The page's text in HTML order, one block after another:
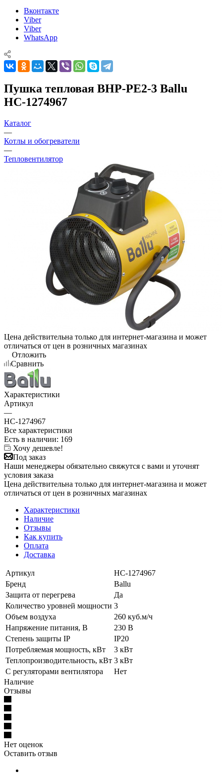
Вконтакте
Viber
Viber
WhatsApp
Пушка тепловая BHP-PE2-3 Ballu
НС-1274967
Каталог
—
Котлы и обогреватели
—
Тепловентилятор
Цена действительна только для интернет-магазина и может
отличаться от цен в розничных магазинах
Отложить
Сравнить
Характеристики
Артикул
—
НС-1274967
Все характеристики
Есть в наличии: 169
Хочу дешевле!
Под заказ
Наши менеджеры обязательно свяжутся с вами и уточнят
условия заказа
Цена действительна только для интернет-магазина и может
отличаться от цен в розничных магазинах
Характеристики
Наличие
Отзывы
Как купить
Оплата
Доставка
Артикул
НС-1274967
Бренд
Ballu
Защита от перегрева
Да
Количество уровней мощности 3
Объем воздуха
260 куб.м/ч
Напряжение питания, В
230 В
Степень защиты IP
IP20
Потребляемая мощность, кВт
3 кВт
Теплопроизводительность, кВт 3 кВт
С регуляторами вентилятора
Нет
Наличие
Отзывы
Нет оценок
Оставить отзыв